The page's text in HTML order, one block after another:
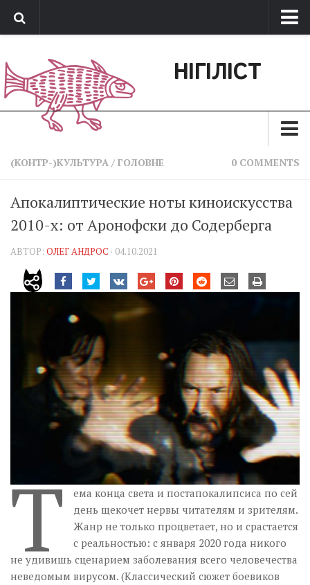
Обратная связь
Поддержать сайт
НІГІЛІСТ
Зараз
Позиція
Агітатор
Музика революції
Научпоп
Головне
Цитати
Inter/antinational
(КОНТР-)КУЛЬТУРА / ГОЛОВНЕ 0 COMMENTS
Апокалиптические ноты киноискусства
2010-х: от Аронофски до Содерберга
АВТОР: ОЛЕГ АНДРОС · 04.10.2021
Т
ема конца света и постапокалипсиса по сей
день щекочет нервы читателям и зрителям.
Жанр не только процветает, но и срастается
с реальностью: с января 2020 года никого
не удивишь сценарием заболевания всего человечества
неведомым вирусом. (Классический сюжет боевиков